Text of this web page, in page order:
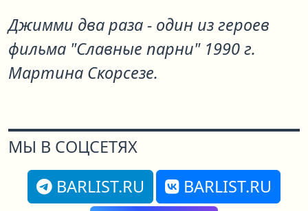
Джимми два раза - один из героев
фильма "Славные парни" 1990 г.
Мартина Скорcезе.
МЫ В СОЦСЕТЯХ
BARLIST.RU
BARLIST.RU